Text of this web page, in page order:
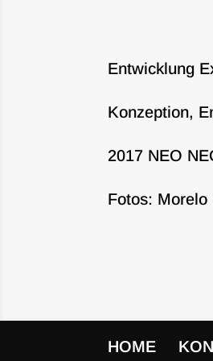
Entwicklung
Konzeption,
2017 NEO
Fotos: Morelo
HOME